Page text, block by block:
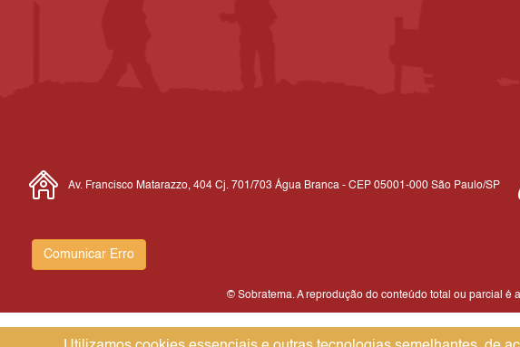
Av. Francisco Matarazzo, 404 Cj. 701/703 Água Branca - CEP 05001-000 São Paulo/SP
Comunicar Erro
© Sobratema. A reprodução do conteúdo total ou parcial é